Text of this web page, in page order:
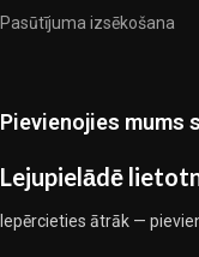
pārbaudītu uzņēmumu
ekspluatācijas īpašības,
lietošanas laiku un
Pasūtījuma izsēkošana
Pievienojies mums
Lejupielādē
Iepērcieties ātrāk —